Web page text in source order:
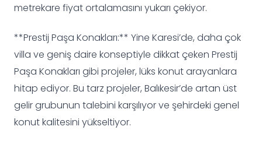
metrekare fiyat ortalamasını yukarı çekiyor.
**Prestij Paşa Konakları:** Yine Karesi’de, daha çok
villa ve geniş daire konseptiyle dikkat çeken Prestij
Paşa Konakları gibi projeler, lüks konut arayanlara
hitap ediyor. Bu tarz projeler, Balıkesir’de artan üst
gelir grubunun talebini karşılıyor ve şehirdeki genel
konut kalitesini yükseltiyor.